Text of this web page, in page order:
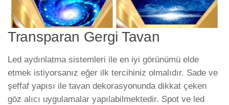
Transparan Gergi Tavan
Led aydınlatma sistemleri ile en iyi görünümü elde
etmek istiyorsanız eğer ilk tercihiniz olmalıdır. Sade ve
şeffaf yapısı ile tavan dekorasyonunda dikkat çeken
göz alıcı uygulamalar yapılabilmektedir. Spot ve led